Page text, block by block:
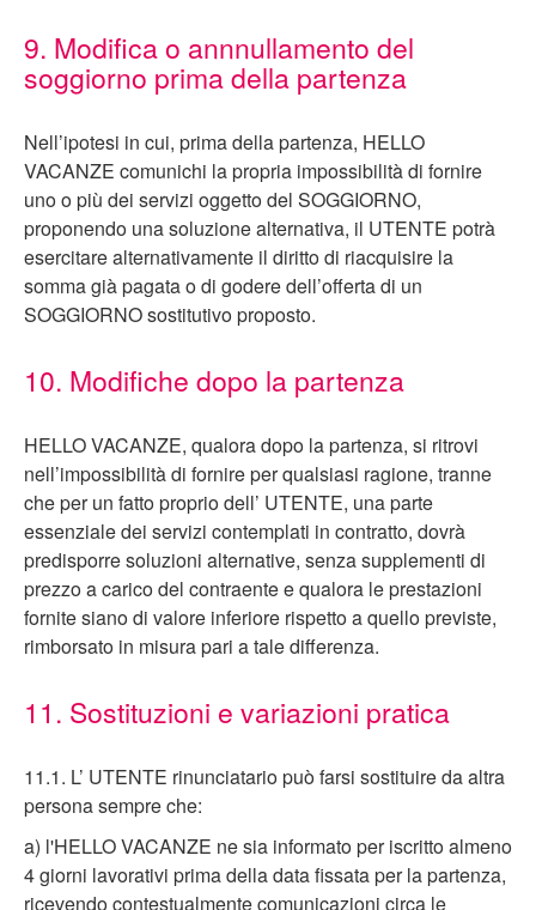
9. Modifica o annnullamento del
soggiorno prima della partenza
Nell’ipotesi in cui, prima della partenza, HELLO
VACANZE comunichi la propria impossibilità di fornire
uno o più dei servizi oggetto del SOGGIORNO,
proponendo una soluzione alternativa, il UTENTE potrà
esercitare alternativamente il diritto di riacquisire la
somma già pagata o di godere dell’offerta di un
SOGGIORNO sostitutivo proposto.
10. Modifiche dopo la partenza
HELLO VACANZE, qualora dopo la partenza, si ritrovi
nell’impossibilità di fornire per qualsiasi ragione, tranne
che per un fatto proprio dell’ UTENTE, una parte
essenziale dei servizi contemplati in contratto, dovrà
predisporre soluzioni alternative, senza supplementi di
prezzo a carico del contraente e qualora le prestazioni
fornite siano di valore inferiore rispetto a quello previste,
rimborsato in misura pari a tale differenza.
11. Sostituzioni e variazioni pratica
11.1. L’ UTENTE rinunciatario può farsi sostituire da altra
persona sempre che:
a) l'HELLO VACANZE ne sia informato per iscritto almeno
4 giorni lavorativi prima della data fissata per la partenza,
ricevendo contestualmente comunicazioni circa le